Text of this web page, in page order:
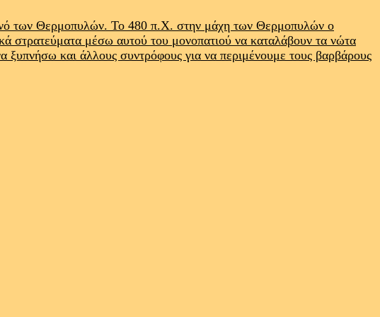
των Θερμοπυλών. Το 480 π.Χ. στην μάχη των Θερμοπυλών ο
στρατεύματα μέσω αυτού του μονοπατιού να καταλάβουν τα νώτα
ξυπνήσω και άλλους συντρόφους για να περιμένουμε τους βαρβάρους